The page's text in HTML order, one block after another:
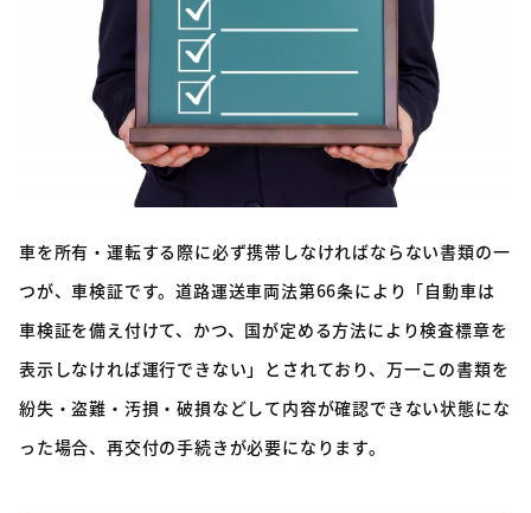
車を所有・運転する際に必ず携帯しなければならない書類の一
つが、車検証です。道路運送車両法第66条により「自動車は
車検証を備え付けて、かつ、国が定める方法により検査標章を
表示しなければ運行できない」とされており、万一この書類を
紛失・盗難・汚損・破損などして内容が確認できない状態にな
った場合、再交付の手続きが必要になります。